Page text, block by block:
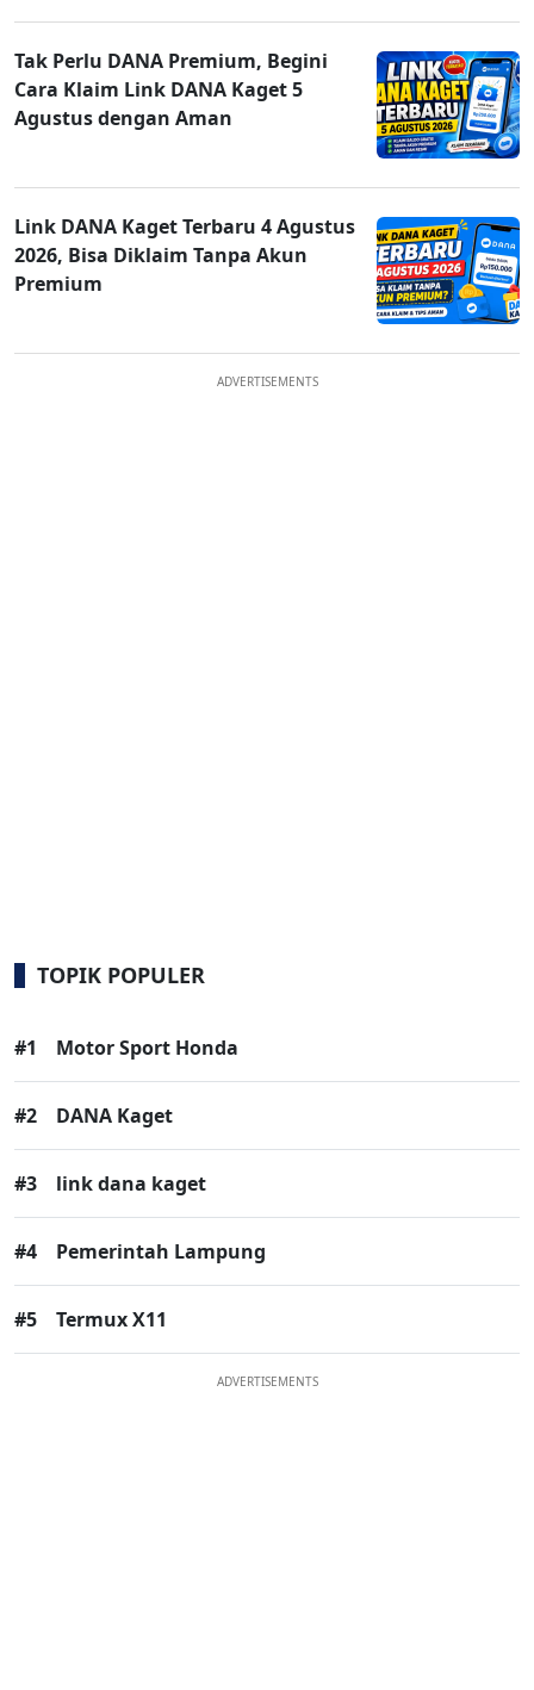
Tak Perlu DANA Premium, Begini
Cara Klaim Link DANA Kaget 5
Agustus dengan Aman
Link DANA Kaget Terbaru 4 Agustus
2026, Bisa Diklaim Tanpa Akun
Premium
ADVERTISEMENTS
TOPIK POPULER
#1 Motor Sport Honda
#2 DANA Kaget
#3 link dana kaget
#4 Pemerintah Lampung
#5 Termux X11
ADVERTISEMENTS